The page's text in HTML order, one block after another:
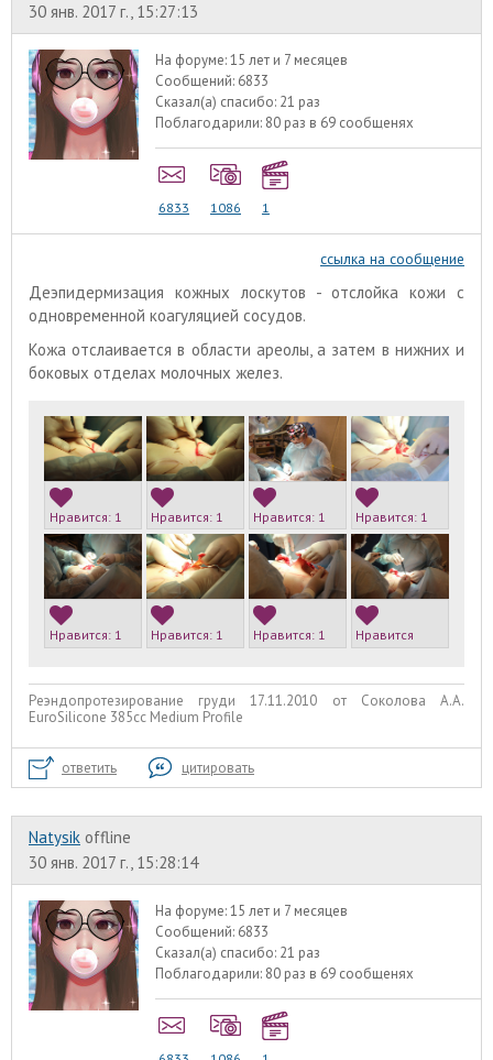
30 янв. 2017 г., 15:27:13
На форуме:15 лет и 7 месяцев
Сообщений: 6833
Сказал(а) спасибо: 21 раз
Поблагодарили: 80 раз в 69 сообщенях
6833 1086 1
ссылка на сообщение
Деэпидермизация кожных лоскутов - отслойка кожи с
одновременной коагуляцией сосудов.
Кожа отслаивается в области ареолы, а затем в нижних и
боковых отделах молочных желез.
Нравится: 1 Нравится: 1 Нравится: 1 Нравится: 1
Нравится: 1 Нравится: 1 Нравится: 1 Нравится
Реэндопротезирование груди 17.11.2010 от Соколова А.А.
EuroSilicone 385сс Medium Profile
ответить цитировать
Natysik offline
30 янв. 2017 г., 15:28:14
На форуме:15 лет и 7 месяцев
Сообщений: 6833
Сказал(а) спасибо: 21 раз
Поблагодарили: 80 раз в 69 сообщенях